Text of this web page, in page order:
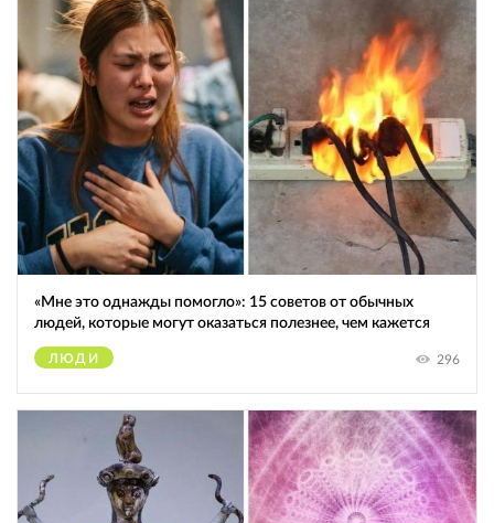
«Мне это однажды помогло»: 15 советов от обычных
людей, которые могут оказаться полезнее, чем кажется
ЛЮДИ 296